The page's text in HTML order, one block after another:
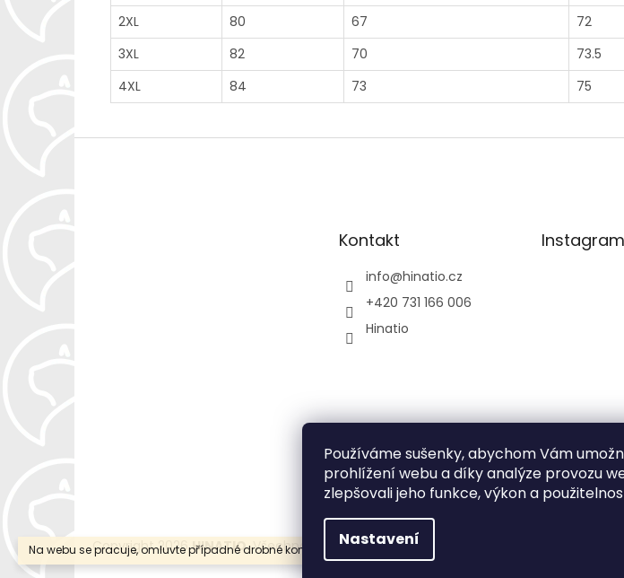
Používáme sušenky, abychom Vám
prohlížení webu a díky analýze provozu
zlepšovali jeho funkce, výkon a
Nastavení
Na webu se pracuje, omluvte případné drobné komplikace a změny.
2XL
80 67
72
3XL
82 70
73.5
4XL
84 73 75
Kontakt
info@hinatio.cz
+420 731 166 006
Hinatio
Instagram
Copyright 2026HINATIO. Všechna práva vyhrazena.